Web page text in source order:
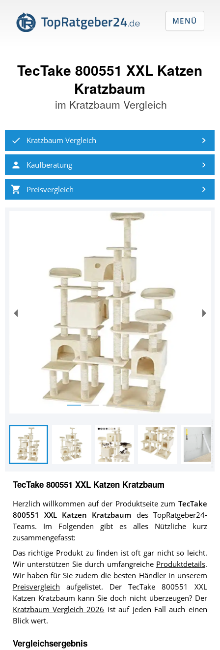
TecTake 800551 XXL Katzen
Kratzbaum
im Kratzbaum Vergleich
Kratzbaum Vergleich
Kaufberatung
Preisvergleich
TecTake 800551 XXL Katzen Kratzbaum
Herzlich willkommen auf der Produktseite zum TecTake
800551 XXL Katzen Kratzbaum des TopRatgeber24-
Teams. Im Folgenden gibt es alles Nützliche kurz
zusammengefasst:
Das richtige Produkt zu finden ist oft gar nicht so leicht.
Wir unterstützen Sie durch umfangreiche Produktdetails.
Wir haben für Sie zudem die besten Händler in unserem
Preisvergleich aufgelistet. Der TecTake 800551 XXL
Katzen Kratzbaum kann Sie doch nicht überzeugen? Der
Kratzbaum Vergleich 2026 ist auf jeden Fall auch einen
Blick wert.
Vergleichsergebnis
MENÜ